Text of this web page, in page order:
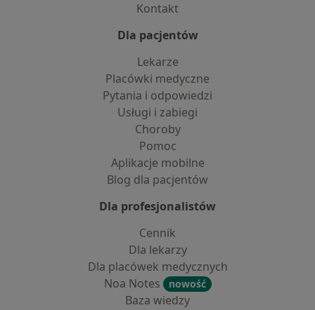
Kontakt
Dla pacjentów
Lekarze
Placówki medyczne
Pytania i odpowiedzi
Usługi i zabiegi
Choroby
Pomoc
Aplikacje mobilne
Blog dla pacjentów
Dla profesjonalistów
Cennik
Dla lekarzy
Dla placówek medycznych
Noa Notes
nowość
Baza wiedzy